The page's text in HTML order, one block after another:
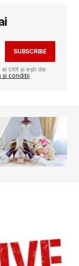
cu
SUBSCRIBE
ai citit și ești de
și condiții